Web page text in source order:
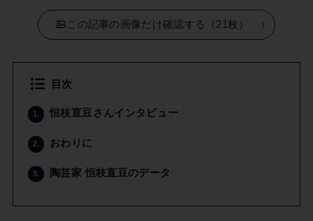
この記事の画像だけ確認する（21枚）
目次
1. 恒枝直豆さんインタビュー
2. おわりに
3. 陶芸家 恒枝直豆のデータ